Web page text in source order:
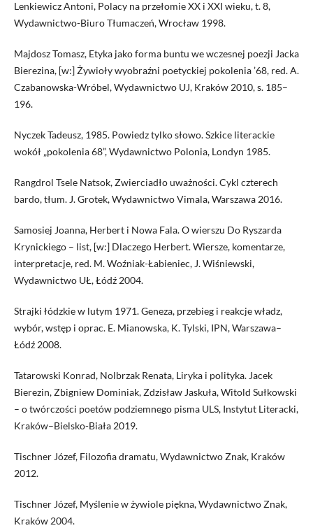
Lenkiewicz Antoni, Polacy na przełomie XX i XXI wieku, t. 8,
Wydawnictwo-Biuro Tłumaczeń, Wrocław 1998.
Majdosz Tomasz, Etyka jako forma buntu we wczesnej poezji Jacka
Bierezina, [w:] Żywioły wyobraźni poetyckiej pokolenia ’68, red. A.
Czabanowska-Wróbel, Wydawnictwo UJ, Kraków 2010, s. 185–
196.
Nyczek Tadeusz, 1985. Powiedz tylko słowo. Szkice literackie
wokół „pokolenia 68”, Wydawnictwo Polonia, Londyn 1985.
Rangdrol Tsele Natsok, Zwierciadło uważności. Cykl czterech
bardo, tłum. J. Grotek, Wydawnictwo Vimala, Warszawa 2016.
Samosiej Joanna, Herbert i Nowa Fala. O wierszu Do Ryszarda
Krynickiego – list, [w:] Dlaczego Herbert. Wiersze, komentarze,
interpretacje, red. M. Woźniak-Łabieniec, J. Wiśniewski,
Wydawnictwo UŁ, Łódź 2004.
Strajki łódzkie w lutym 1971. Geneza, przebieg i reakcje władz,
wybór, wstęp i oprac. E. Mianowska, K. Tylski, IPN, Warszawa–
Łódź 2008.
Tatarowski Konrad, Nolbrzak Renata, Liryka i polityka. Jacek
Bierezin, Zbigniew Dominiak, Zdzisław Jaskuła, Witold Sułkowski
– o twórczości poetów podziemnego pisma ULS, Instytut Literacki,
Kraków–Bielsko-Biała 2019.
Tischner Józef, Filozofia dramatu, Wydawnictwo Znak, Kraków
2012.
Tischner Józef, Myślenie w żywiole piękna, Wydawnictwo Znak,
Kraków 2004.